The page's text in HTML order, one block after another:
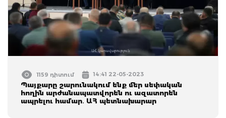
1159 դիտում 14:41 22-05-2023
Պայքարը շարունակում ենք մեր սեփական
հողին արժանապատվորեն ու ազատորեն
ապրելու համար․ ԱՀ պետնախարար